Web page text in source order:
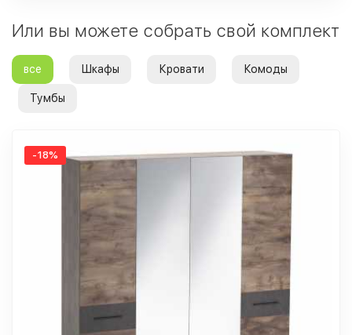
Или вы можете собрать свой комплект
все Шкафы Кровати Комоды
Тумбы
-18%